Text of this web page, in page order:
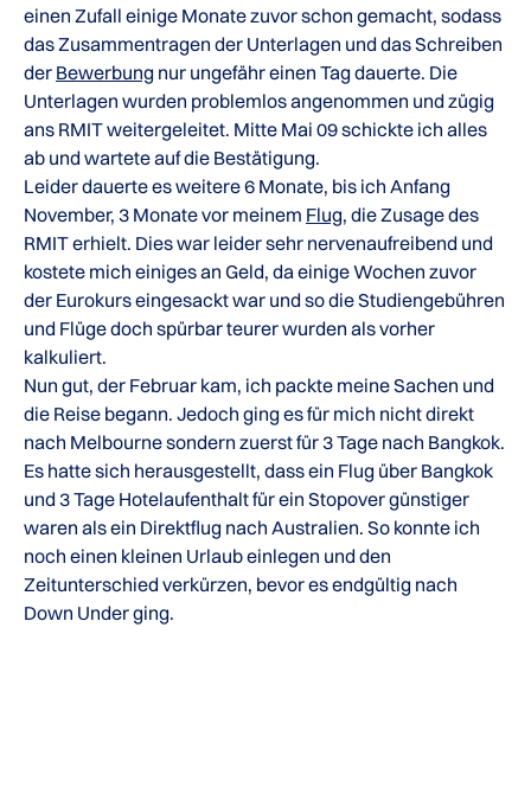
einen Zufall einige Monate zuvor schon gemacht, sodass
das Zusammentragen der Unterlagen und das Schreiben
der Bewerbung nur ungefähr einen Tag dauerte. Die
Unterlagen wurden problemlos angenommen und zügig
ans RMIT weitergeleitet. Mitte Mai 09 schickte ich alles
ab und wartete auf die Bestätigung.
Leider dauerte es weitere 6 Monate, bis ich Anfang
November, 3 Monate vor meinem Flug, die Zusage des
RMIT erhielt. Dies war leider sehr nervenaufreibend und
kostete mich einiges an Geld, da einige Wochen zuvor
der Eurokurs eingesackt war und so die Studiengebühren
und Flüge doch spürbar teurer wurden als vorher
kalkuliert.
Nun gut, der Februar kam, ich packte meine Sachen und
die Reise begann. Jedoch ging es für mich nicht direkt
nach Melbourne sondern zuerst für 3 Tage nach Bangkok.
Es hatte sich herausgestellt, dass ein Flug über Bangkok
und 3 Tage Hotelaufenthalt für ein Stopover günstiger
waren als ein Direktflug nach Australien. So konnte ich
noch einen kleinen Urlaub einlegen und den
Zeitunterschied verkürzen, bevor es endgültig nach
Down Under ging.